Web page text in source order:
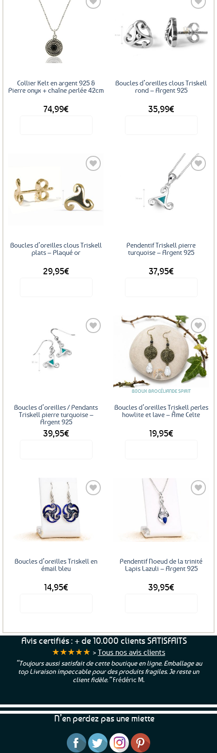
variations.
Les
options
peuvent
sur
Collier Kelt en argent 925 &
Pierre onyx + chaîne perlée 42cm
74,99€
Ajouter
aux
favoris
Boucles d’oreilles clous Triskell
rond – Argent 925
35,99€
Ajouter
aux
favoris
Boucles d’oreilles clous Triskell
plats – Plaqué or
29,95€
Pendentif Triskell pierre
turquoise – Argent 925
37,95€
Boucles d’oreilles / Pendants
Triskell pierre turquoise –
Argent 925
39,95€
Ajouter
aux
favoris
BIJOUX BROCÉLIANDE SPIRIT
Boucles d’oreilles Triskell perles
howlite et lave – Âme Celte
19,95€
Boucles d’oreilles Triskell en
émail bleu
14,95€
Pendentif Noeud de la trinité
Lapis Lazuli – Argent 925
39,95€
Avis certifiés : + de 10.000 clients SATISFAITS
★★★★★ > Tous nos avis clients
“Toujours aussi satisfait de cette boutique en ligne. Emballage au
top Livraison impeccable pour des produits fragiles. Je reste un
client fidèle.”Frédéric M.
N’en perdez pas une miette